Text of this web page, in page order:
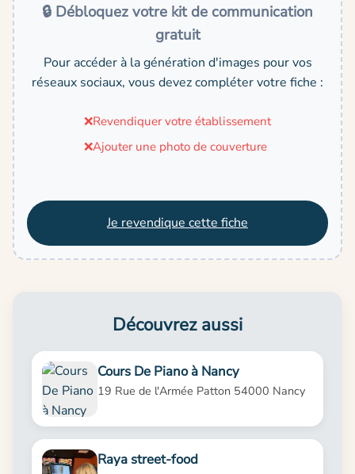
🔒 Débloquez votre kit de communication
gratuit
Pour accéder à la génération d'images pour vos
réseaux sociaux, vous devez compléter votre fiche :
❌Revendiquer votre établissement
❌Ajouter une photo de couverture
Je revendique cette fiche
Découvrez aussi
Cours De Piano à Nancy
19 Rue de l'Armée Patton 54000 Nancy
Raya street-food